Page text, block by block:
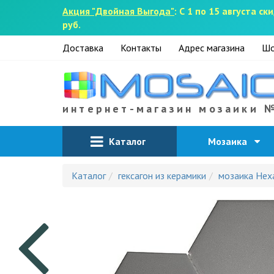
Акция "Двойная Выгода": С 1 по 15 августа
руб.
Доставка
Контакты Адрес магазина
интернет-магазин мозаики
Каталог Мозаика
Каталог гексагон из керамики мозаика